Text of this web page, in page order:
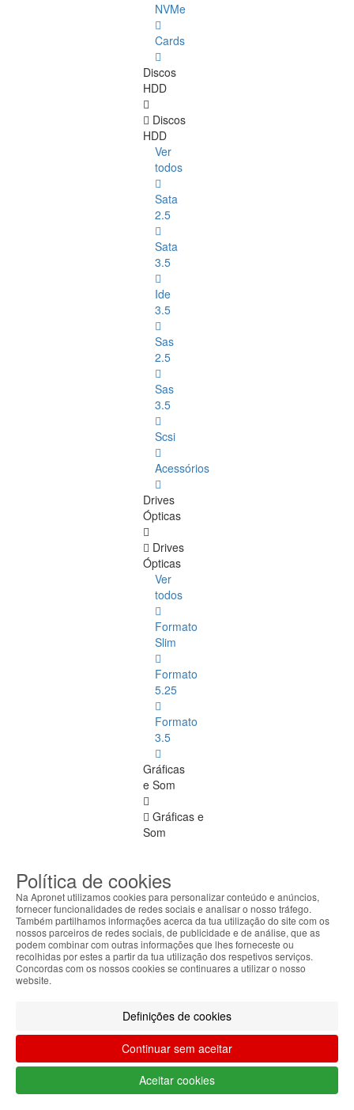
NVMe
Cards
Discos
HDD
Discos
HDD
Ver
todos
Sata
2.5
Sata
3.5
Ide
3.5
Sas
2.5
Sas
3.5
Scsi
Acessórios
Drives
Ópticas
Drives
Ópticas
Ver
todos
Formato
Slim
Formato
5.25
Formato
3.5
Gráficas
e Som
Gráficas e
Som
Até
512MB
1GB
2GB
6GB
Controladoras
Política de cookies
Na Apronet utilizamos cookies para personalizar conteúdo e anúncios,
fornecer funcionalidades de redes sociais e analisar o nosso tráfego.
Também partilhamos informações acerca da tua utilização do site com os
nossos parceiros de redes sociais, de publicidade e de análise, que as
podem combinar com outras informações que lhes forneceste ou
recolhidas por estes a partir da tua utilização dos respetivos serviços.
Concordas com os nossos cookies se continuares a utilizar o nosso
website.
Definições de cookies
Continuar sem aceitar
Aceitar cookies